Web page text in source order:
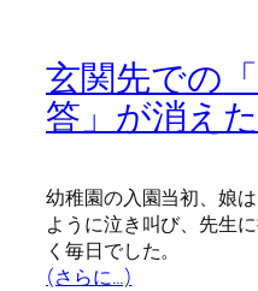
玄関先での
答」が消え
幼稚園の入園当初、娘
ように泣き叫び、先生
く毎日でした。
(さらに…)